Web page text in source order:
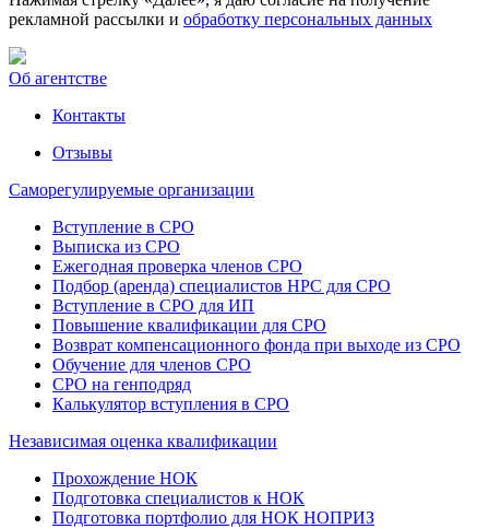
рекламной рассылки и обработку персональных данных
Об агентстве
Контакты
Отзывы
Саморегулируемые организации
Вступление в СРО
Выписка из СРО
Ежегодная проверка членов СРО
Подбор (аренда) специалистов НРС для СРО
Вступление в СРО для ИП
Повышение квалификации для СРО
Возврат компенсационного фонда при выходе из СРО
Обучение для членов СРО
СРО на генподряд
Калькулятор вступления в СРО
Независимая оценка квалификации
Прохождение НОК
Подготовка специалистов к НОК
Подготовка портфолио для НОК НОПРИЗ